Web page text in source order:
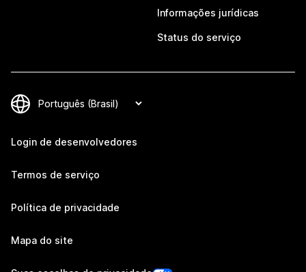
Informações jurídicas
Status do serviço
Login de desenvolvedores
Termos de serviço
Política de privacidade
Mapa do site